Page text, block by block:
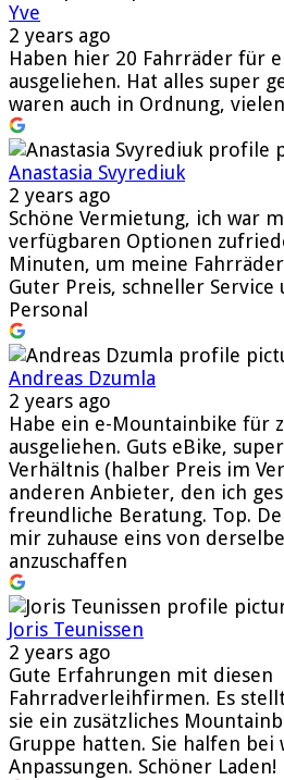
Yve
2 years ago
Haben hier 20 Fahrräder für
ausgeliehen. Hat alles super
waren auch in Ordnung,
Anastasia Svyrediuk
2 years ago
Schöne Vermietung, ich war
verfügbaren Optionen
Minuten, um meine
Guter Preis, schneller
Personal
Andreas Dzumla
2 years ago
Habe ein e-Mountainbike für
ausgeliehen. Guts eBike,
Verhältnis (halber Preis im
anderen Anbieter, den ich
freundliche Beratung. Top.
mir zuhause eins von
anzuschaffen
Joris Teunissen
2 years ago
Gute Erfahrungen mit diesen
Fahrradverleihfirmen. Es
sie ein zusätzliches
Gruppe hatten. Sie halfen bei
Anpassungen. Schöner Laden!